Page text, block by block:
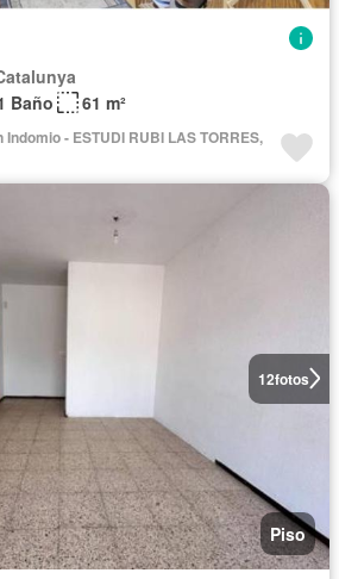
Baño 61 m²
- ESTUDI RUBI LAS TORRES,
12fotos
Piso